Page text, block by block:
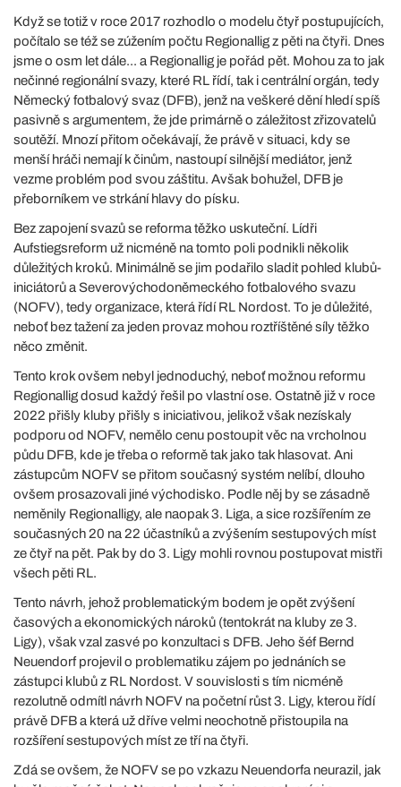
Když se totiž v roce 2017 rozhodlo o modelu čtyř postupujících,
počítalo se též se zúžením počtu Regionallig z pěti na čtyři. Dnes
jsme o osm let dále... a Regionallig je pořád pět. Mohou za to jak
nečinné regionální svazy, které RL řídí, tak i centrální orgán, tedy
Německý fotbalový svaz (DFB), jenž na veškeré dění hledí spíš
pasivně s argumentem, že jde primárně o záležitost zřizovatelů
soutěží. Mnozí přitom očekávají, že právě v situaci, kdy se
menší hráči nemají k činům, nastoupí silnější mediátor, jenž
vezme problém pod svou záštitu. Avšak bohužel, DFB je
přeborníkem ve strkání hlavy do písku.
Bez zapojení svazů se reforma těžko uskuteční. Lídři
Aufstiegsreform už nicméně na tomto poli podnikli několik
důležitých kroků. Minimálně se jim podařilo sladit pohled klubů-
iniciátorů a Severovýchodoněmeckého fotbalového svazu
(NOFV), tedy organizace, která řídí RL Nordost. To je důležité,
neboť bez tažení za jeden provaz mohou roztříštěné síly těžko
něco změnit.
Tento krok ovšem nebyl jednoduchý, neboť možnou reformu
Regionallig dosud každý řešil po vlastní ose. Ostatně již v roce
2022 přišly kluby přišly s iniciativou, jelikož však nezískaly
podporu od NOFV, nemělo cenu postoupit věc na vrcholnou
půdu DFB, kde je třeba o reformě tak jako tak hlasovat. Ani
zástupcům NOFV se přitom současný systém nelíbí, dlouho
ovšem prosazovali jiné východisko. Podle něj by se zásadně
neměnily Regionalligy, ale naopak 3. Liga, a sice rozšířením ze
současných 20 na 22 účastníků a zvýšením sestupových míst
ze čtyř na pět. Pak by do 3. Ligy mohli rovnou postupovat mistři
všech pěti RL.
Tento návrh, jehož problematickým bodem je opět zvýšení
časových a ekonomických nároků (tentokrát na kluby ze 3.
Ligy), však vzal zasvé po konzultaci s DFB. Jeho šéf Bernd
Neuendorf projevil o problematiku zájem po jednáních se
zástupci klubů z RL Nordost. V souvislosti s tím nicméně
rezolutně odmítl návrh NOFV na početní růst 3. Ligy, kterou řídí
právě DFB a která už dříve velmi neochotně přistoupila na
rozšíření sestupových míst ze tří na čtyři.
Zdá se ovšem, že NOFV se po vzkazu Neuendorfa neurazil, jak